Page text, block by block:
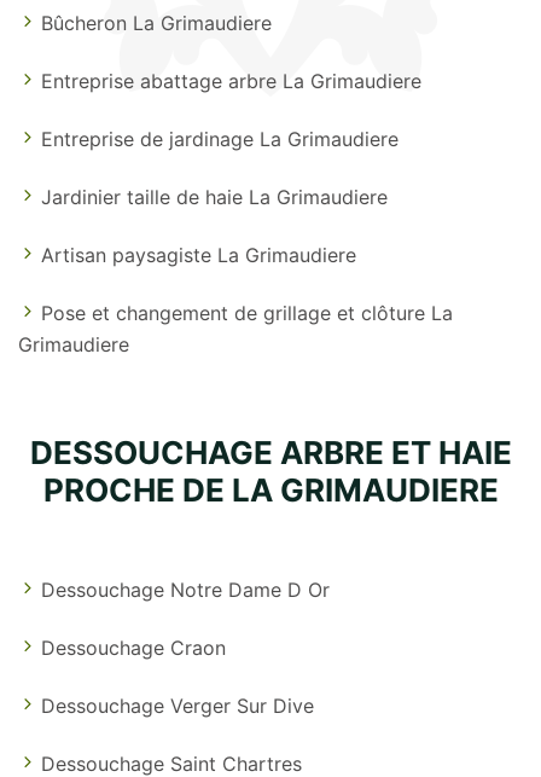
Bûcheron La Grimaudiere
Entreprise abattage arbre La Grimaudiere
Entreprise de jardinage La Grimaudiere
Jardinier taille de haie La Grimaudiere
Artisan paysagiste La Grimaudiere
Pose et changement de grillage et clôture La
Grimaudiere
DESSOUCHAGE ARBRE ET HAIE
PROCHE DE LA GRIMAUDIERE
Dessouchage Notre Dame D Or
Dessouchage Craon
Dessouchage Verger Sur Dive
Dessouchage Saint Chartres